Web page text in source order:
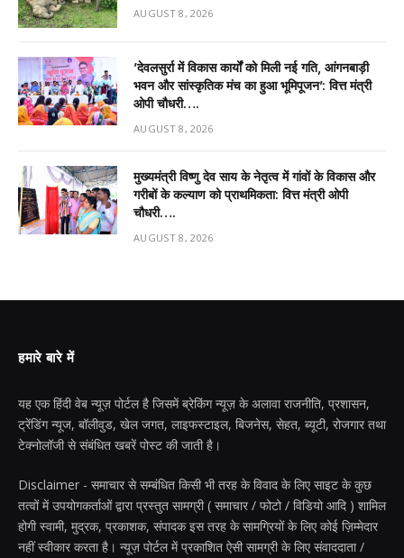
AUGUST 8, 2026
’देवलसुर्रा में विकास कार्यों को मिली नई गति, आंगनबाड़ी
भवन और सांस्कृतिक मंच का हुआ भूमिपूजन’: वित्त मंत्री
ओपी चौधरी….
AUGUST 8, 2026
मुख्यमंत्री विष्णु देव साय के नेतृत्व में गांवों के विकास और
गरीबों के कल्याण को प्राथमिकता: वित्त मंत्री ओपी
चौधरी….
AUGUST 8, 2026
हमारे बारे में
यह एक हिंदी वेब न्यूज़ पोर्टल है जिसमें ब्रेकिंग न्यूज़ के अलावा राजनीति, प्रशासन,
ट्रेंडिंग न्यूज, बॉलीवुड, खेल जगत, लाइफस्टाइल, बिजनेस, सेहत, ब्यूटी, रोजगार तथा
टेक्नोलॉजी से संबंधित खबरें पोस्ट की जाती है।
Disclaimer - समाचार से सम्बंधित किसी भी तरह के विवाद के लिए साइट के कुछ
तत्वों में उपयोगकर्ताओं द्वारा प्रस्तुत सामग्री ( समाचार / फोटो / विडियो आदि ) शामिल
होगी स्वामी, मुद्रक, प्रकाशक, संपादक इस तरह के सामग्रियों के लिए कोई ज़िम्मेदार
नहीं स्वीकार करता है। न्यूज़ पोर्टल में प्रकाशित ऐसी सामग्री के लिए संवाददाता /